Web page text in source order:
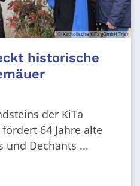
© Katholische KiTa gGmbH Trier
historische
der KiTa
64 Jahre alte
und Dechants ...